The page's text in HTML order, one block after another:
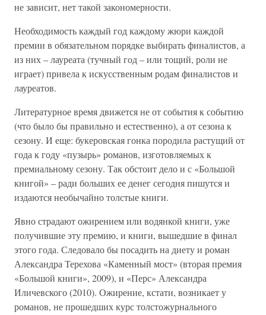
не зависит, нет такой закономерности.
Необходимость каждый год каждому жюри каждой
премии в обязательном порядке выбирать финалистов, а
из них – лауреата (тучный год – или тощий, роли не
играет) привела к искусственным родам финалистов и
лауреатов.
Литературное время движется не от события к событию
(что было бы правильно и естественно), а от сезона к
сезону. И еще: букеровская гонка породила растущий от
года к году «пузырь» романов, изготовляемых к
премиальному сезону. Так обстоит дело и с «Большой
книгой» – ради больших ее денег сегодня пишутся и
издаются необычайно толстые книги.
Явно страдают ожирением или водянкой книги, уже
получившие эту премию, и книги, вышедшие в финал
этого года. Следовало бы посадить на диету и роман
Александра Терехова «Каменный мост» (вторая премия
«Большой книги», 2009), и «Перс» Александра
Иличевского (2010). Ожирение, кстати, возникает у
романов, не прошедших курс толстожурнального